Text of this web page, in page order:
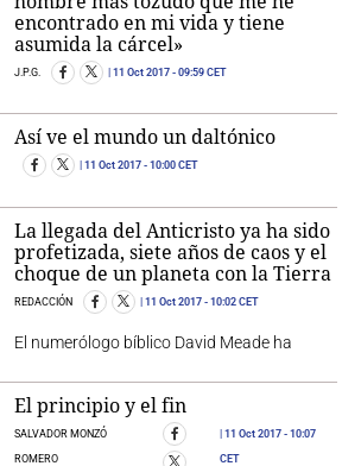
encontrado en mi vida y tiene
asumida la cárcel»
J.P.G. 11 Oct 2017 - 09:59 CET
Así ve el mundo un daltónico
11 Oct 2017 - 10:00 CET
La llegada del Anticristo ya ha sido
profetizada, siete años de caos y el
choque de un planeta con la Tierra
REDACCIÓN 11 Oct 2017 - 10:02 CET
El numerólogo bíblico David Meade ha
El principio y el fin
SALVADOR MONZÓ
ROMERO
11 Oct 2017- 10:07
CET